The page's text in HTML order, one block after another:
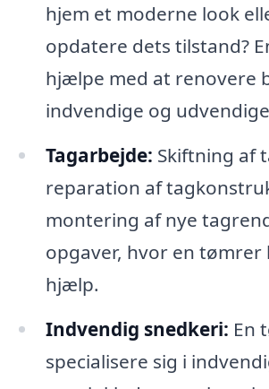
hjem et moderne look
opdatere dets tilstand?
hjælpe med at renovere
indvendige og
Tagarbejde: Skiftning af
reparation af
montering af nye
opgaver, hvor en tømrer
hjælp.
Indvendig snedkeri: En
specialisere sig i